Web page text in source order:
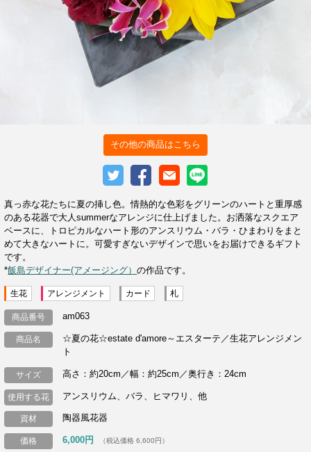
その他の商品はこちら
真っ赤な花たちに夏の挿し色。情熱的な色彩をグリーンのハートと重厚感
のある花器で大人summerなアレンジに仕上げました。お洒落なスクエア
ベースに、トロピカルなハート形のアンスリウム・バラ・ひまわりをまと
めて大きなハートに。可愛すぎないデザインで思いをお届けできるギフト
です。
*飯島デザイナー(アメージング）の作品です。
生花 アレンジメント カード 札
商品番号 am063
商品名
☆夏の花☆estate d'amore～エスターテ／生花アレンジメン
ト
サイズ 高さ：約20cm／幅：約25cm／奥行き：24cm
使用する花 アンスリウム、バラ、ヒマワリ、他
資材 陶器風花器
価格 6,000円 （税込価格 6,600円）